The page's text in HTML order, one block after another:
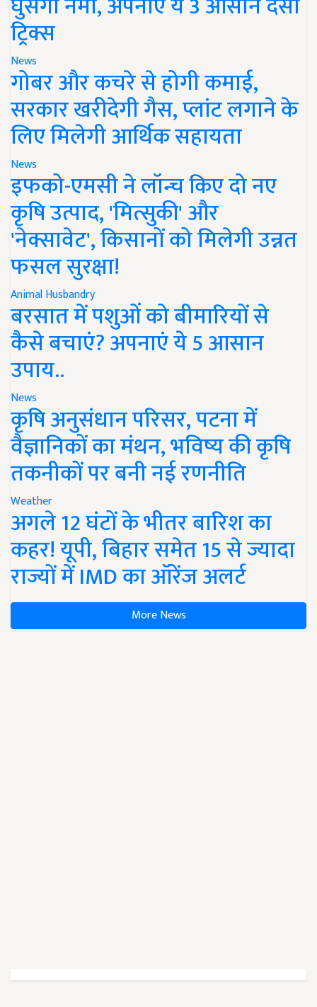
ट्रिक्स
News
गोबर और कचरे से होगी कमाई,
सरकार खरीदेगी गैस, प्लांट लगाने के
लिए मिलेगी आर्थिक सहायता
News
इफको-एमसी ने लॉन्च किए दो नए
कृषि उत्पाद, 'मित्सुकी' और
'नेक्सावेट', किसानों को मिलेगी उन्नत
फसल सुरक्षा!
Animal Husbandry
बरसात में पशुओं को बीमारियों से
कैसे बचाएं? अपनाएं ये 5 आसान
उपाय..
News
कृषि अनुसंधान परिसर, पटना में
वैज्ञानिकों का मंथन, भविष्य की कृषि
तकनीकों पर बनी नई रणनीति
Weather
अगले 12 घंटों के भीतर बारिश का
कहर! यूपी, बिहार समेत 15 से ज्यादा
राज्यों में IMD का ऑरेंज अलर्ट
More News